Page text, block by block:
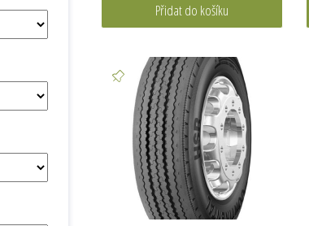
Přidat do košíku